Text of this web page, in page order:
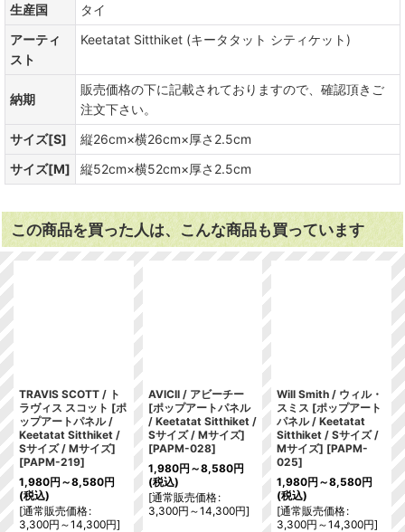
生産国
タイ
アーティ
スト
Keetatat Sitthiket (キータタット シティケット)
納期
販売価格の下に記載されておりますので、確認頂きご
注文下さい。
サイズ[S]
縦26cm×横26cm×厚さ2.5cm
サイズ[M]
縦52cm×横52cm×厚さ2.5cm
この商品を買った人は、こんな商品も買っています
TRAVIS SCOTT / ト
ラヴィス スコット [ポ
ップアートパネル /
Keetatat Sitthiket /
Sサイズ / Mサイズ]
[PAPM-219]
1,980円 ～8,580円
(税込)
[通常販売価格:
3,300円 ～14,300円]
AVICII / アビーチー
[ポップアートパネル
/ Keetatat Sitthiket /
Sサイズ / Mサイズ]
[PAPM-028]
1,980円 ～8,580円
(税込)
[通常販売価格:
3,300円 ～14,300円]
Will Smith / ウィル・
スミス [ポップアート
パネル / Keetatat
Sitthiket / Sサイズ /
Mサイズ] [PAPM-
025]
1,980円 ～8,580円
(税込)
[通常販売価格:
3,300円 ～14,300円]